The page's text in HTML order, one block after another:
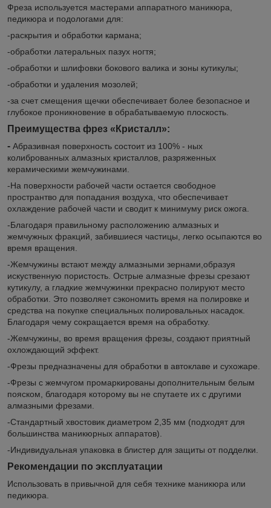
Фреза используется мастерами аппаратного маникюра,
педикюра и подологами для:
-раскрытия и обработки кармана;
-обработки латеральных пазух ногтя;
-обработки и шлифовки бокового валика и зоны кутикулы;
-обработки и удаления мозолей;
-за счет смещения щечки обеспечивает более безопасное и
глубокое проникновение в обрабатываемую плоскость.
Преимущества фрез «Кристалл»:
- Абразивная поверхность состоит из 100% - ных
колиброванных алмазных кристаллов, разряженных
керамическими жемчужинами.
-На поверхности рабочей части остается свободное
пространтво для попадания воздуха, что обеспечивает
охлаждение рабочей части и сводит к минимуму риск ожога.
-Благодаря правильному расположению алмазных и
жемчужных фракций, забившиеся частицы, легко осыпаются во
время вращения.
-Жемчужины встают между алмазными зернами,образуя
искуственную пористость. Острые алмазные фрезы срезают
кутикулу, а гладкие жемчужинки прекрасно полируют место
обработки. Это позволяет сэкономить время на полировке и
средства на покупке специальных полировальных насадок.
Благодаря чему сокращается время на обработку.
-Жемчужины, во время вращения фрезы, создают приятный
охлождающий эффект.
-Фрезы предназначены для обработки в автоклаве и сухожаре.
-Фрезы с жемчугом промаркированы дополнительным белым
пояском, благодаря которому вы не спутаете их с другими
алмазными фрезами.
-Стандартный хвостовик диаметром 2,35 мм (подходят для
большинства маникюрных аппаратов).
-Индивидуальная упаковка в блистер для защиты от подделки.
Рекомендации по эксплуатации
Использовать в привычной для себя технике маникюра или
педикюра.